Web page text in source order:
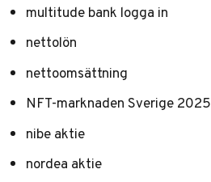
multitude bank logga in
nettolön
nettoomsättning
NFT-marknaden Sverige 2025
nibe aktie
nordea aktie